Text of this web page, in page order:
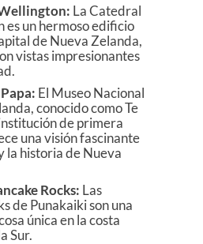
La Catedral
es un hermoso edificio
de Nueva Zelanda,
vistas impresionantes
El Museo Nacional
conocido como Te
de primera
una visión fascinante
la historia de Nueva
Rocks: Las
de Punakaiki son una
única en la costa
Sur.